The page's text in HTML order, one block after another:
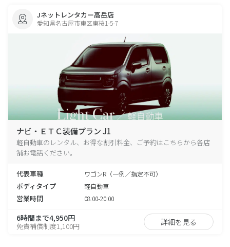
Jネットレンタカー高岳店
愛知県名古屋市東区東桜1-5-7
ナビ・ＥＴＣ装備プラン J1
軽自動車のレンタル、お得な割引料金、ご予約はこちらから各店
舗お電話ください。
代表車種 ワゴンR（一例／指定不可）
ボディタイプ 軽自動車
営業時間 08:00-20:00
6時間まで4,950円
免責補償制度1,100円 詳細を見る